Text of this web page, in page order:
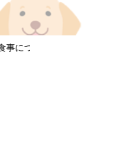
いて徹底解説しています！